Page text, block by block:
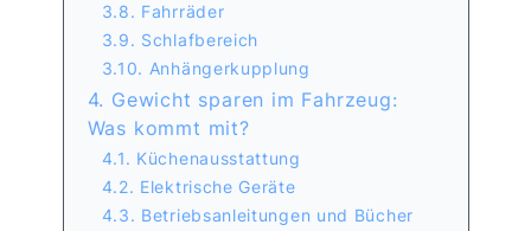
3.8. Fahrräder
3.9. Schlafbereich
3.10. Anhängerkupplung
4. Gewicht sparen im Fahrzeug:
Was kommt mit?
4.1. Küchenausstattung
4.2. Elektrische Geräte
4.3. Betriebsanleitungen und Bücher